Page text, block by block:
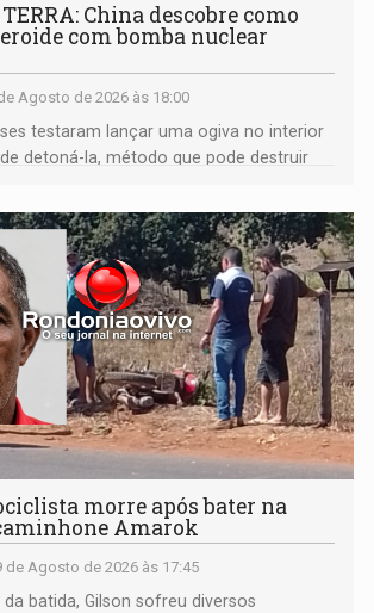
TERRA: China descobre como
com bomba nuclear
Agosto de 2026 às 18:00
testaram lançar uma ogiva no interior
detoná-la, método que pode destruir
morre após bater na
Amarok
de Agosto de 2026 às 17:45
batida, Gilson sofreu diversos